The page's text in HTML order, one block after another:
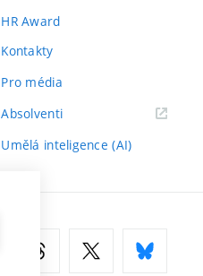
HR Award
Kontakty
Pro média
Absolventi(externí
Umělá inteligence (AI)